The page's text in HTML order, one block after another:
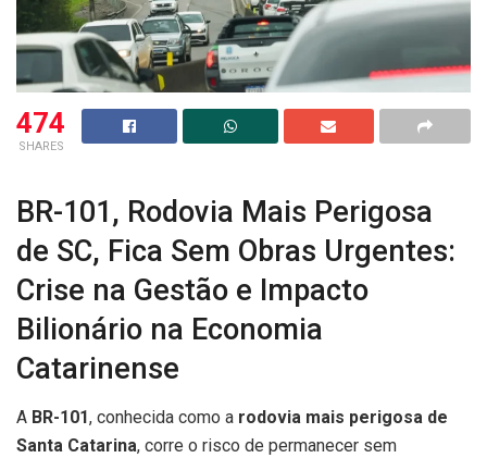
474
SHARES
BR-101, Rodovia Mais Perigosa
de SC, Fica Sem Obras Urgentes:
Crise na Gestão e Impacto
Bilionário na Economia
Catarinense
A BR-101, conhecida como a rodovia mais perigosa de
Santa Catarina, corre o risco de permanecer sem